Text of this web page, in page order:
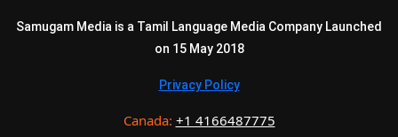
Samugam Media is a Tamil Language Media Company Launched
on 15 May 2018
Privacy Policy
Canada: +1 4166487775